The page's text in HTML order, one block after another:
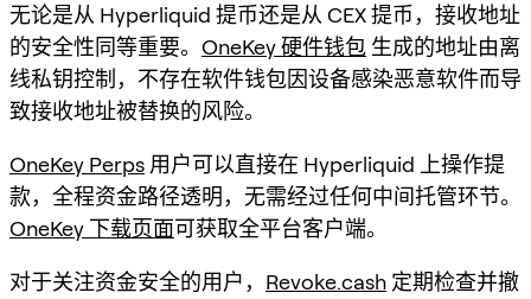
无论是从 Hyperliquid 提币还是从 CEX 提币，接收地址
的安全性同等重要。 OneKey 硬件钱包 生成的地址由离
线私钥控制，不存在软件钱包因设备感染恶意软件而导
致接收地址被替换的风险。
OneKey Perps 用户可以直接在 Hyperliquid 上操作提
款，全程资金路径透明，无需经过任何中间托管环节。
OneKey 下载页面可获取全平台客户端。
对于关注资金安全的用户， Revoke.cash 定期检查并撤